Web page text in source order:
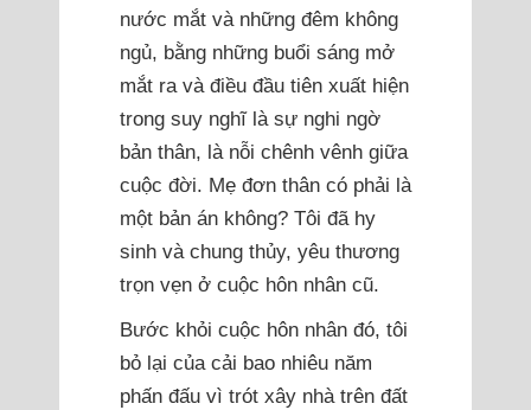
nước mắt và những đêm không
ngủ, bằng những buổi sáng mở
mắt ra và điều đầu tiên xuất hiện
trong suy nghĩ là sự nghi ngờ
bản thân, là nỗi chênh vênh giữa
cuộc đời. Mẹ đơn thân có phải là
một bản án không? Tôi đã hy
sinh và chung thủy, yêu thương
trọn vẹn ở cuộc hôn nhân cũ.
Bước khỏi cuộc hôn nhân đó, tôi
bỏ lại của cải bao nhiêu năm
phấn đấu vì trót xây nhà trên đất